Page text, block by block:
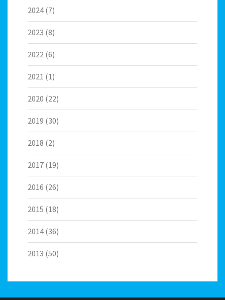
2024 (7)
2023 (8)
2022 (6)
2021 (1)
2020 (22)
2019 (30)
2018 (2)
2017 (19)
2016 (26)
2015 (18)
2014 (36)
2013 (50)